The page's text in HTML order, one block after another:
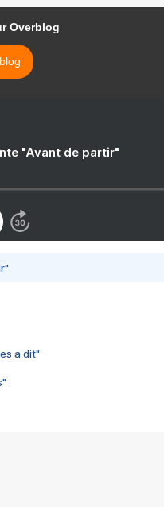
Overblog
"Avant de partir"
a dit"